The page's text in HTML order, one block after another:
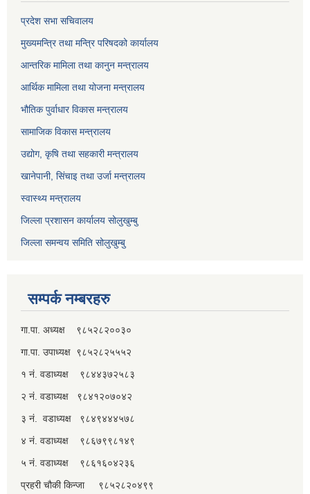
प्रदेश सभा सचिवालय
मुख्यमन्त्रि तथा मन्त्रि परिषदको कार्यालय
आन्तरिक मामिला तथा कानुन मन्त्रालय
आर्थिक मामिला तथा योजना मन्त्रालय
भौतिक पुर्वाधार विकास मन्त्रालय
सामाजिक विकास मन्त्रालय
उद्योग, कृषि तथा सहकारी मन्त्रालय
खानेपानी, सिंचाइ तथा उर्जा मन्त्रालय
स्वास्थ्य मन्त्रालय
जिल्ला प्रशासन कार्यालय सोलुखुम्बु
जिल्ला समन्वय समिति सोलुखुम्बु
सम्पर्क नम्बरहरु
गा.पा. अध्यक्ष ९८५२८२००३०
गा.पा. उपाध्यक्ष ९८५२८२५५५२
१ नं. वडाध्यक्ष ९८४४३७२५८३
२ नं. वडाध्यक्ष ९८४१२०७०४२
३ नं. वडाध्यक्ष ९८४९४४४५७८
४ नं. वडाध्यक्ष ९८६७९९८१४९
५ नं. वडाध्यक्ष ९८६१६०४२३६
प्रहरी चौकी किन्जा ९८५२८२०४९९